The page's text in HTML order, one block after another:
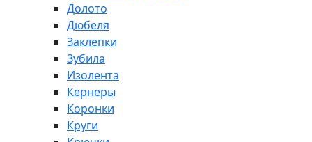
Долото
Дюбеля
Заклепки
Зубила
Изолента
Кернеры
Коронки
Круги